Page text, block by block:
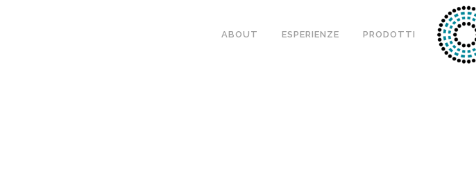
ABOUT ESPERIENZE PRODOTTI